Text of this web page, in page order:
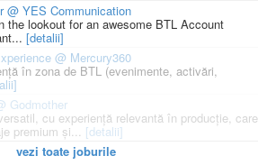
@ YES Communication
the lookout for an awesome BTL Account
[detalii]
@ Mercury360
în zona de BTL (evenimente, activări,
Godmother
cu experiență relevantă în producție, care
premium și... [detalii]
vezi toate joburile